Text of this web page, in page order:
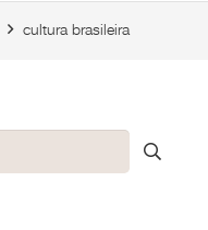
cultura brasileira